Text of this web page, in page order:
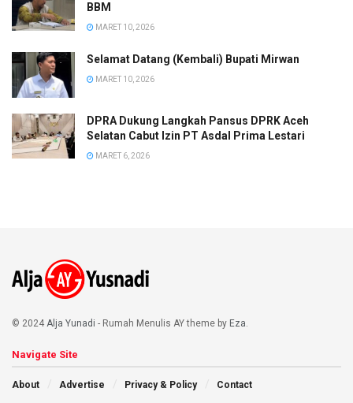
BBM
MARET 10, 2026
Selamat Datang (Kembali) Bupati Mirwan
MARET 10, 2026
DPRA Dukung Langkah Pansus DPRK Aceh
Selatan Cabut Izin PT Asdal Prima Lestari
MARET 6, 2026
© 2024 Alja Yunadi - Rumah Menulis AY theme by Eza
Navigate Site
About Advertise Privacy & Policy Contact